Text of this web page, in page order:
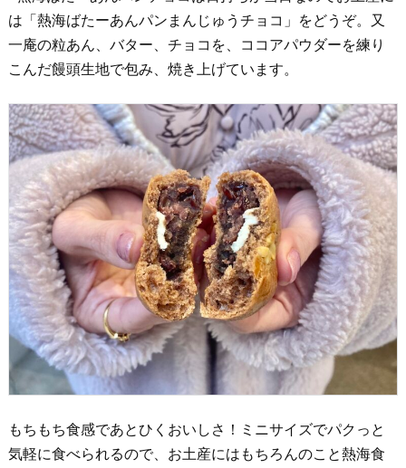
は「熱海ばたーあんパンまんじゅうチョコ」をどうぞ。又
一庵の粒あん、バター、チョコを、ココアパウダーを練り
こんだ饅頭生地で包み、焼き上げています。
もちもち食感であとひくおいしさ！ミニサイズでパクっと
気軽に食べられるので、お土産にはもちろんのこと熱海食